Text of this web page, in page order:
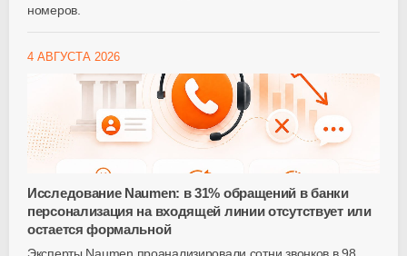
номеров.
4 АВГУСТА 2026
Исследование Naumen: в 31% обращений в банки
персонализация на входящей линии отсутствует или
остается формальной